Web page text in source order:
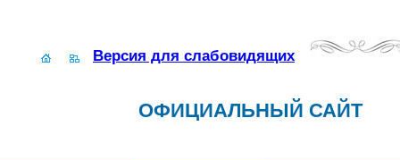
Версия для слабовидящих
ОФИЦИАЛЬНЫЙ САЙТ